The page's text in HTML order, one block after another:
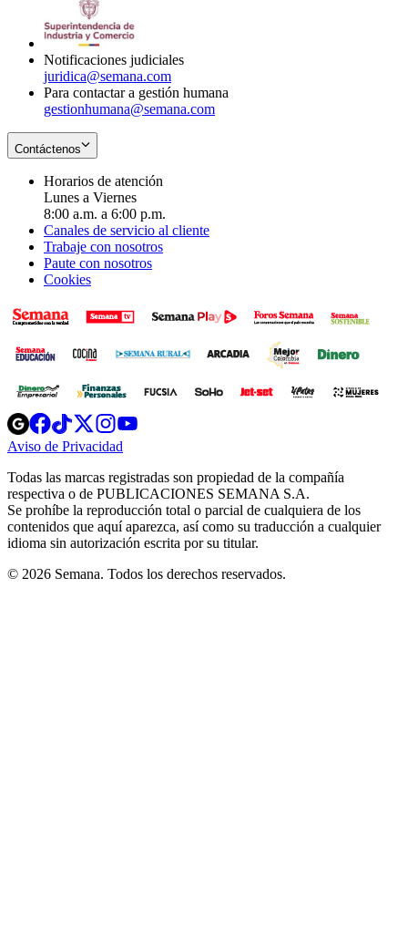
Notificaciones judiciales
juridica@semana.com
Para contactar a gestión humana
gestionhumana@semana.com
Contáctenos
Horarios de atención
Lunes a Viernes
8:00 a.m. a 6:00 p.m.
Canales de servicio al cliente
Trabaje con nosotros
Paute con nosotros
Cookies
Opens
in
new
Opens
in
new
Opens
in
new
window
Opens
new
windowwindow
Aviso de Privacidad
new
window
Todas las marcas registradas son propiedad de la compañía
respectiva o de PUBLICACIONES SEMANA S.A.
Se prohíbe la reproducción total o parcial de cualquiera de los
contenidos que aquí aparezca, así como su traducción a cualquier
idioma sin autorización escrita por su titular.
© 2026 Semana. Todos los derechos reservados.